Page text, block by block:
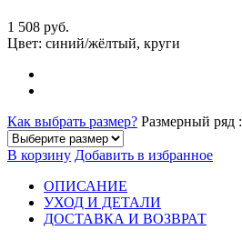
1 508 руб.
Цвет: синий/жёлтый, круги
Как выбрать размер? Размерный ряд :
В корзину Добавить в избранное
ОПИСАНИЕ
УХОД И ДЕТАЛИ
ДОСТАВКА И ВОЗВРАТ